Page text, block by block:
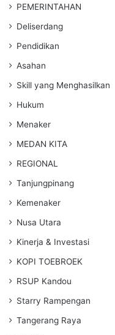
PEMERINTAHAN
Deliserdang
Pendidikan
Asahan
Skill yang Menghasilkan
Hukum
Menaker
MEDAN KITA
REGIONAL
Tanjungpinang
Kemenaker
Nusa Utara
Kinerja & Investasi
KOPI TOEBROEK
RSUP Kandou
Starry Rampengan
Tangerang Raya